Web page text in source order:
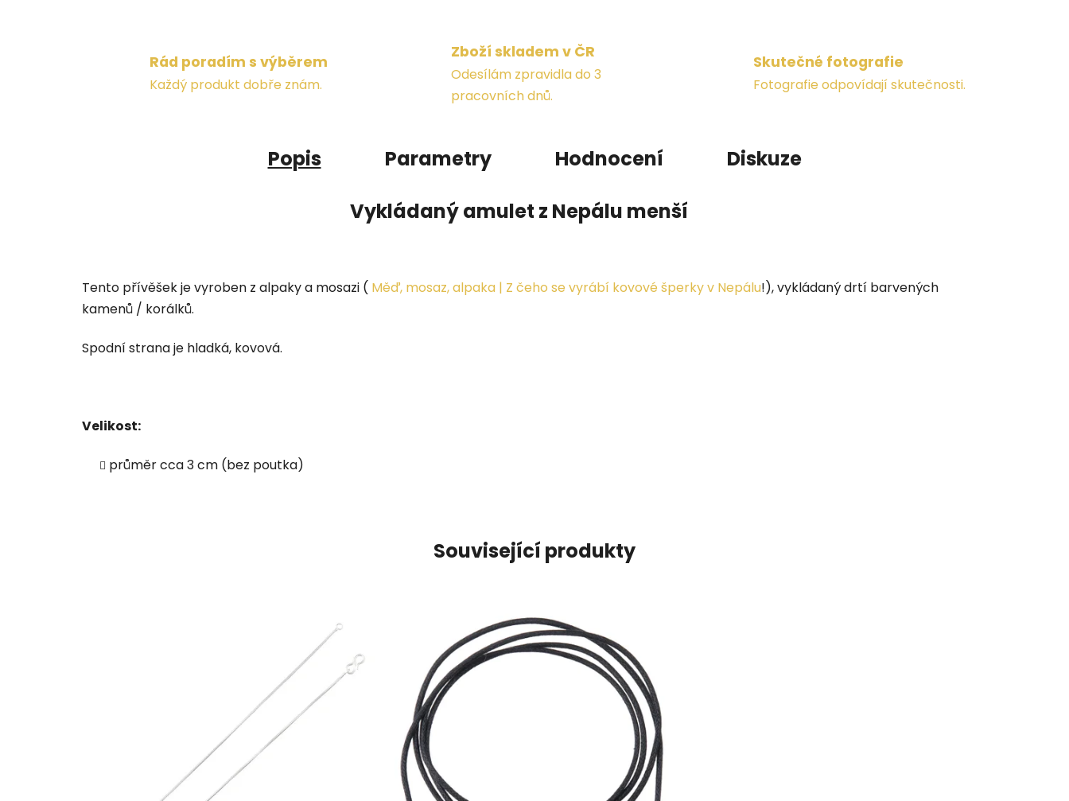
Rád poradím s výběrem
Každý produkt dobře znám.
Zboží skladem v ČR
Odesílám zpravidla do 3
pracovních dnů.
Skutečné fotografie
Fotografie odpovídají skutečnosti.
Popis Parametry Hodnocení
Diskuze
Vykládaný amulet z Nepálu menší
Tento přívěšek je vyroben z alpaky a mosazi ( Měď, mosaz, alpaka | Z čeho se vyrábí kovové šperky v Nepálu!), vykládaný drtí barvených
kamenů / korálků.
Spodní strana je hladká, kovová.
Velikost:
průměr cca 3 cm (bez poutka)
Související produkty